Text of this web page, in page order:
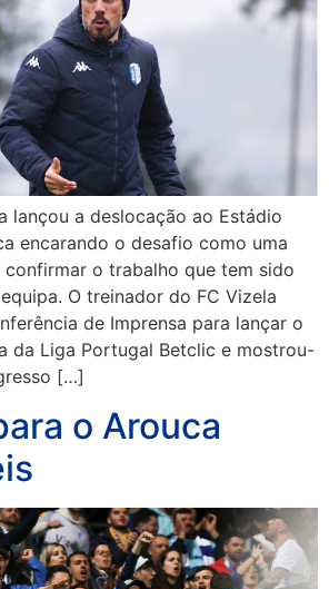
lançou a deslocação ao Estádio
encarando o desafio como uma
o trabalho que tem sido
O treinador do FC Vizela
de Imprensa para lançar o
da Liga Portugal Betclic e mostrou-
[…]
o Arouca